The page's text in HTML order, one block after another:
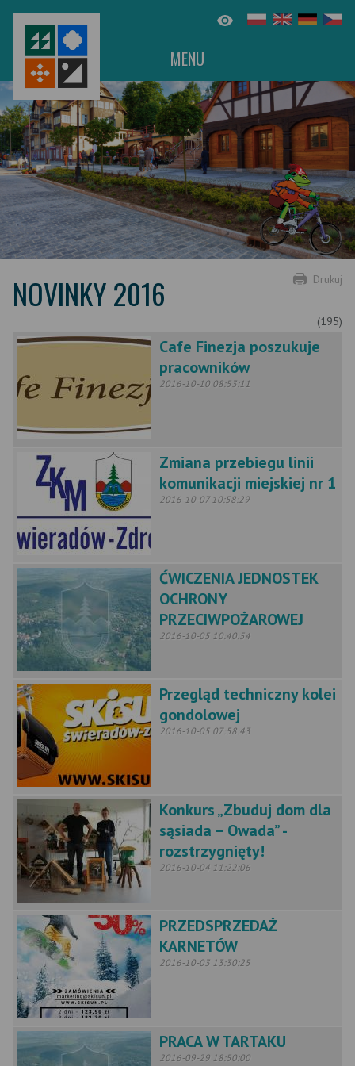
MENU
Drukuj
NOVINKY 2016
(195)
Cafe Finezja poszukuje
pracowników
2016-10-10 08:53:11
Zmiana przebiegu linii
komunikacji miejskiej nr 1
2016-10-07 10:58:29
ĆWICZENIA JEDNOSTEK
OCHRONY
PRZECIWPOŻAROWEJ
2016-10-05 10:40:54
Przegląd techniczny kolei
gondolowej
2016-10-05 07:58:43
Konkurs „Zbuduj dom dla
sąsiada – Owada” -
rozstrzygnięty!
2016-10-04 11:22:06
PRZEDSPRZEDAŻ
KARNETÓW
2016-10-03 13:30:25
PRACA W TARTAKU
2016-09-29 18:50:00